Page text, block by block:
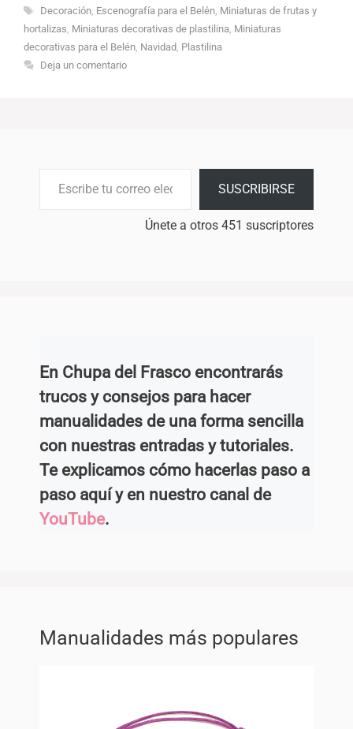
Etiquetas
Decoración, Escenografía para el Belén, Miniaturas de frutas y
hortalizas, Miniaturas decorativas de plastilina, Miniaturas
decorativas para el Belén, Navidad, Plastilina
Deja un comentario
SUSCRIBIRSE
Únete a otros 451 suscriptores
En Chupa del Frasco encontrarás
trucos y consejos para hacer
manualidades de una forma sencilla
con nuestras entradas y tutoriales.
Te explicamos cómo hacerlas paso a
paso aquí y en nuestro canal de
YouTube.
Manualidades más populares